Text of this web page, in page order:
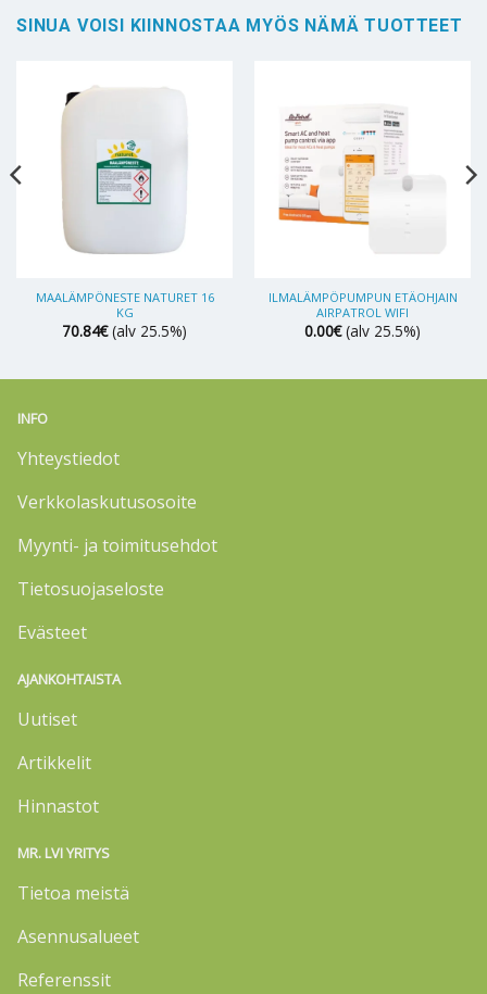
SINUA VOISI KIINNOSTAA MYÖS NÄMÄ TUOTTEET
MAALÄMPÖNESTE NATURET 16
KG
70.84€ (alv 25.5%)
ILMALÄMPÖPUMPUN ETÄOHJAIN
AIRPATROL WIFI
0.00€ (alv 25.5%)
INFO
Yhteystiedot
Verkkolaskutusosoite
Myynti- ja toimitusehdot
Tietosuojaseloste
Evästeet
AJANKOHTAISTA
Uutiset
Artikkelit
Hinnastot
MR. LVI YRITYS
Tietoa meistä
Asennusalueet
Referenssit